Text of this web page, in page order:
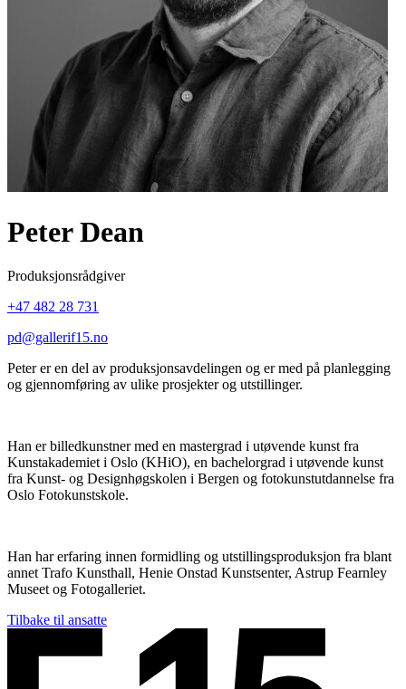
Peter Dean
Produksjonsrådgiver
+47 482 28 731
pd@gallerif15.no
Peter er en del av produksjonsavdelingen og er med på planlegging
og gjennomføring av ulike prosjekter og utstillinger.
Han er billedkunstner med en mastergrad i utøvende kunst fra
Kunstakademiet i Oslo (KHiO), en bachelorgrad i utøvende kunst
fra Kunst- og Designhøgskolen i Bergen og fotokunstutdannelse fra
Oslo Fotokunstskole.
Han har erfaring innen formidling og utstillingsproduksjon fra blant
annet Trafo Kunsthall, Henie Onstad Kunstsenter, Astrup Fearnley
Museet og Fotogalleriet.
Tilbake til ansatte